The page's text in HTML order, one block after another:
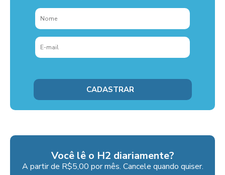
Você lê o H2 diariamente?
A partir de R$5,00 por mês. Cancele quando quiser.